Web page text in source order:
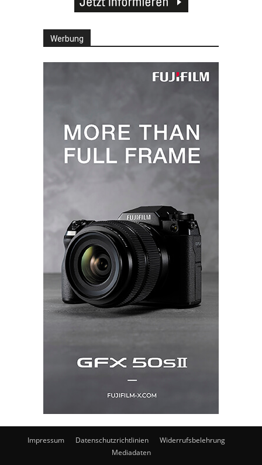
Werbung
Impressum Datenschutzrichtlinien
Widerrufsbelehrung
Mediadaten